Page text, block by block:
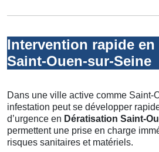
Intervention rapide en
Saint-Ouen-sur-Seine
Dans une ville active comme Saint-
infestation peut se développer
d’urgence en Dératisation Saint-
permettent une prise en charge
risques sanitaires et matériels.